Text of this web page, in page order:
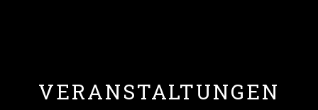
VERANSTALTUNGEN